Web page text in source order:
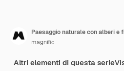
Paesaggio naturale con alberi e
magnific
Altri elementi di questa serie